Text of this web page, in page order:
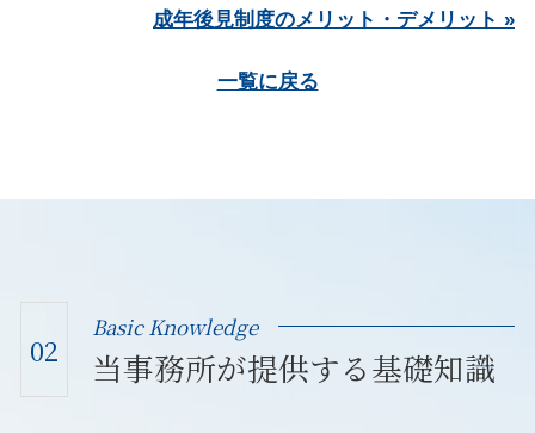
成年後見制度のメリット・デメリット »
一覧に戻る
02
Basic Knowledge
当事務所が提供する基礎知識